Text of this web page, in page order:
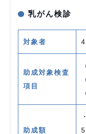
乳がん検診
対象者
助成対象検査
項目
助成額